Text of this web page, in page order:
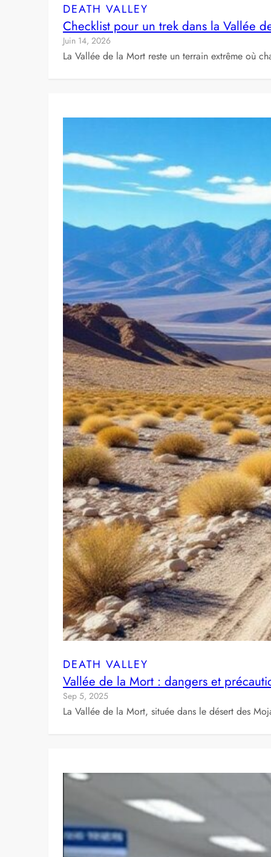
DEATH VALLEY
Checklist pour un trek dans la Vallée
Juin 14, 2026
La Vallée de la Mort reste un terrain extrême où
DEATH VALLEY
Vallée de la Mort : dangers et
Sep 5, 2025
La Vallée de la Mort, située dans le désert des